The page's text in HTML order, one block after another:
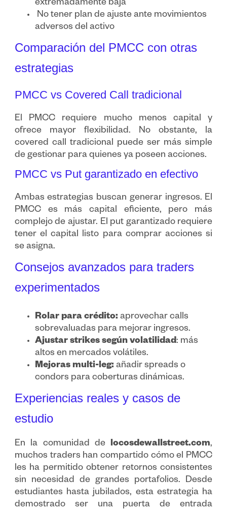
extremadamente baja
No tener plan de ajuste ante movimientos
adversos del activo
Comparación del PMCC con otras
estrategias
PMCC vs Covered Call tradicional
El PMCC requiere mucho menos capital y
ofrece mayor flexibilidad. No obstante, la
covered call tradicional puede ser más simple
de gestionar para quienes ya poseen acciones.
PMCC vs Put garantizado en efectivo
Ambas estrategias buscan generar ingresos. El
PMCC es más capital eficiente, pero más
complejo de ajustar. El put garantizado requiere
tener el capital listo para comprar acciones si
se asigna.
Consejos avanzados para traders
experimentados
Rolar para crédito: aprovechar calls
sobrevaluadas para mejorar ingresos.
Ajustar strikes según volatilidad: más
altos en mercados volátiles.
Mejoras multi-leg: añadir spreads o
condors para coberturas dinámicas.
Experiencias reales y casos de
estudio
En la comunidad de locosdewallstreet.com,
muchos traders han compartido cómo el PMCC
les ha permitido obtener retornos consistentes
sin necesidad de grandes portafolios. Desde
estudiantes hasta jubilados, esta estrategia ha
demostrado ser una puerta de entrada